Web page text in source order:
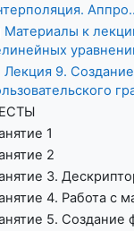
Материалы к
Лекция 9. Создание
1
2
3.
4. Работа с
5. Создание